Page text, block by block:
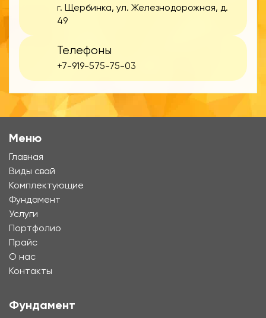
г. Щербинка, ул. Железнодорожная, д.
49
Телефоны
+7-919-575-75-03
Меню
Главная
Виды свай
Комплектующие
Фундамент
Услуги
Портфолио
Прайс
О нас
Контакты
Фундамент